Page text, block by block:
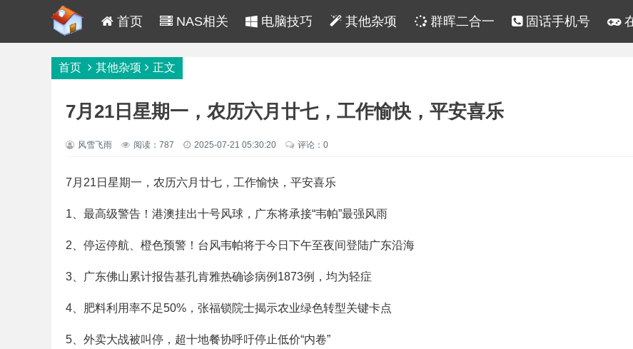
首页 NAS相关 电脑技巧 其他杂项 群晖二合一 固话手机号
首页 其他杂项 正文
7月21日星期一，农历六月廿七，工作愉快，平安喜乐
风雪飞雨 阅读：787 2025-07-21 05:30:20 评论：0
7月21日星期一，农历六月廿七，工作愉快，平安喜乐
1、最高级警告！港澳挂出十号风球，广东将承接“韦帕”最强风雨
2、停运停航、橙色预警！台风韦帕将于今日下午至夜间登陆广东沿海
3、广东佛山累计报告基孔肯雅热确诊病例1873例，均为轻症
4、肥料利用率不足50%，张福锁院士揭示农业绿色转型关键卡点
5、外卖大战被叫停，超十地餐协呼吁停止低价“内卷”